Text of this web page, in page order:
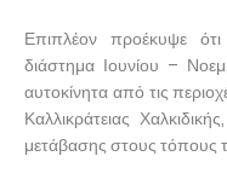
Επιπλέον προέκυψε
διάστημα Ιουνίου –
αυτοκίνητα από τις
Καλλικράτειας
μετάβασης στους τόπους